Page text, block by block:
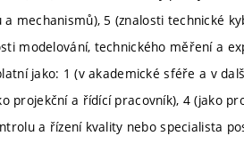
mechanismů), 5 (znalosti technické
modelování, technického měření a
jako: 1 (v akademické sféře a v
projekční a řídící pracovník), 4 (jako
a řízení kvality nebo specialista